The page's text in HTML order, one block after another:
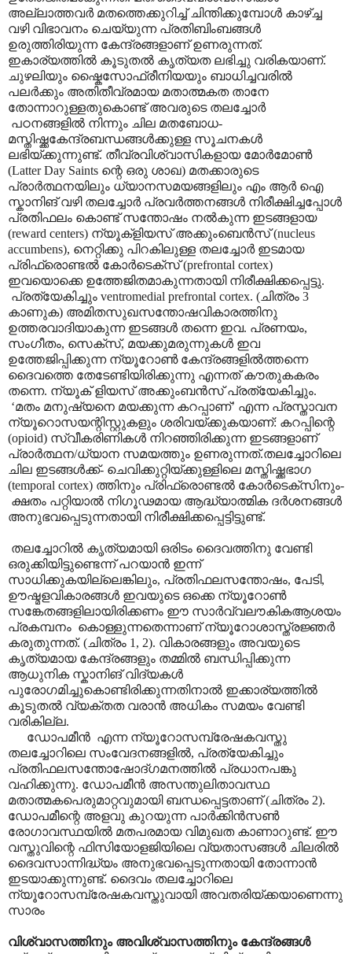
അല്ലാത്തവർ മതത്തെക്കുറിച്ച് ചിന്തിക്കുമ്പോൾ കാഴ്ച്ച
വഴി വിഭാവനം ചെയ്യുന്ന പ്രതിബിംബങ്ങൾ
ഉരുത്തിരിയുന്ന കേന്ദ്രങ്ങളാണ് ഉണരുന്നത്.
ഇകാര്യത്തിൽ കൂടുതൽ കൃത്യത ലഭിച്ചു വരികയാണ്.
ചുഴലിയും ഷ്കൈസോഫ്രീനിയയും ബാധിച്ചവരിൽ
പലർക്കും അതിതീവ്രമായ മതാത്മകത താനേ
തോന്നാറുള്ളതുകൊണ്ട് അവരുടെ തലച്ചോർ
പഠനങ്ങളിൽ നിന്നും ചില മതബോധ-
മസ്തിഷ്ക്കകേന്ദ്രബന്ധങ്ങൾക്കുള്ള സൂചനകൾ
ലഭിയ്ക്കുന്നുണ്ട്. തീവ്രവിശ്വാസികളായ മോർമോൺ
(Latter Day Saints ന്റെ ഒരു ശാഖ) മതക്കാരുടെ
പ്രാർത്ഥനയിലും ധ്യാനസമയങ്ങളിലും എം ആർ ഐ
സ്കാനിങ് വഴി തലച്ചോർ പ്രവർത്തനങ്ങൾ നിരീക്ഷിച്ചപ്പോൾ
പ്രതിഫലം കൊണ്ട് സന്തോഷം നൽകുന്ന ഇടങ്ങളായ
(reward centers) ന്യൂക്ളിയസ് അക്കുംബെൻസ് (nucleus
accumbens), നെറ്റിക്കു പിറകിലുള്ള തലച്ചോർ ഇടമായ
പ്രിഫ്രൊണ്ടൽ കോർടെക്സ് (prefrontal cortex)
ഇവയൊക്കെ ഉത്തേജിതമാകുന്നതായി നിരീക്ഷിക്കപ്പെട്ടു.
പ്രത്യേകിച്ചും ventromedial prefrontal cortex. (ചിത്രം 3
കാണുക) അമിതസുഖസന്തോഷവികാരത്തിനു
ഉത്തരവാദിയാകുന്ന ഇടങ്ങൾ തന്നെ ഇവ. പ്രണയം,
സംഗീതം, സെക്സ്, മയക്കുമരുന്നുകൾ ഇവ
ഉത്തേജിപ്പിക്കുന്ന ന്യൂറോൺ കേന്ദ്രങ്ങളിൽത്തന്നെ
ദൈവത്തെ തേടേണ്ടിയിരിക്കുന്നു എന്നത് കൗതുകകരം
തന്നെ. ന്യൂക് ളിയസ് അക്കുംബൻസ് പ്രത്യേകിച്ചും.
‘മതം മനുഷ്യനെ മയക്കുന്ന കറപ്പാണ്’ എന്ന പ്രസ്താവന
ന്യൂറൊസയന്റിസ്റ്റുകളും ശരിവയ്ക്കുകയാണ്: കറപ്പിന്റെ
(opioid) സ്വീകരിണികൾ നിറഞ്ഞിരിക്കുന്ന ഇടങ്ങളാണ്
പ്രാർത്ഥന/ധ്യാന സമയത്തും ഉണരുന്നത്.തലച്ചോറിലെ
ചില ഇടങ്ങൾക്ക്- ചെവിക്കുറ്റിയ്ക്കുള്ളിലെ മസ്തിഷ്ക്കഭാഗ
(temporal cortex) ത്തിനും പ്രിഫ്രൊണ്ടൽ കോർടെക്സിനും-
ക്ഷതം പറ്റിയാൽ നിഗൂഢമായ ആദ്ധ്യാത്മിക ദർശനങ്ങൾ
അനുഭവപ്പെടുന്നതായി നിരീക്ഷിക്കപ്പെട്ടിട്ടുണ്ട്.
തലച്ചോറിൽ കൃത്യമായി ഒരിടം ദൈവത്തിനു വേണ്ടി
ഒരുക്കിയിട്ടുണ്ടെന്ന് പറയാൻ ഇന്ന്
സാധിക്കുകയില്ലെങ്കിലും, പ്രതിഫലസന്തോഷം, പേടി,
ഊഷ്മളവികാരങ്ങൾ ഇവയുടെ ഒക്കെ ന്യൂറോൺ
സങ്കേതങ്ങളിലായിരിക്കണം ഈ സാർവ്വലൗകികആശയം
പ്രകമ്പനം കൊള്ളുന്നതെന്നാണ് ന്യൂറോശാസ്ത്രജ്ഞർ
കരുതുന്നത്. (ചിത്രം 1 , 2). വികാരങ്ങളും അവയുടെ
കൃത്യമായ കേന്ദ്രങ്ങളും തമ്മിൽ ബന്ധിപ്പിക്കുന്ന
ആധുനിക സ്കാനിങ് വിദ്യകൾ
പുരോഗമിച്ചുകൊണ്ടിരിക്കുന്നതിനാൽ ഇക്കാര്യത്തിൽ
കൂടുതൽ വ്യക്തത വരാൻ അധികം സമയം വേണ്ടി
വരികില്ല.
ഡോപമീൻ എന്ന ന്യൂറോസമ്പ്രേഷകവസ്തു
തലച്ചോറിലെ സംവേദനങ്ങളിൽ, പ്രത്യേകിച്ചും
പ്രതിഫലസന്തോഷോദ്ഗമനത്തിൽ പ്രധാനപങ്കു
വഹിക്കുന്നു. ഡോപമീൻ അസന്തുലിതാവസ്ഥ
മതാത്മകപെരുമാറ്റവുമായി ബന്ധപ്പെട്ടതാണ് (ചിത്രം 2).
ഡോപമീന്റെ അളവു കുറയുന്ന പാർക്കിൻസൺ
രോഗാവസ്ഥയിൽ മതപരമായ വിമുഖത കാണാറുണ്ട്. ഈ
വസ്തുവിന്റെ ഫിസിയോളജിയിലെ വ്യതാസങ്ങൾ ചിലരിൽ
ദൈവസാന്നിദ്ധ്യം അനുഭവപ്പെടുന്നതായി തോന്നാൻ
ഇടയാക്കുന്നുണ്ട്. ദൈവം തലച്ചോറിലെ
ന്യൂറോസമ്പ്രേഷകവസ്തുവായി അവതരിയ്ക്കയാണെന്നു
സാരം
വിശ്വാസത്തിനും അവിശ്വാസത്തിനും കേന്ദ്രങ്ങൾ